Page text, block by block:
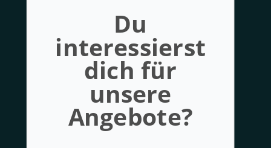
Du
interessierst
dich für
unsere
Angebote?